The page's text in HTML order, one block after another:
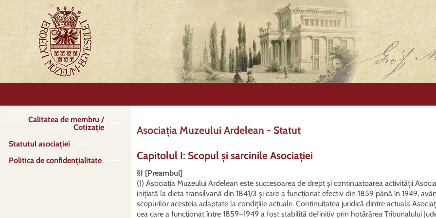
la
conţinutul
principal
Asociația Muzeului Ardelean - Statut
Capitolul I: Scopul și sarcinile Asociației
§1 [Preambul]
(1) Asociația Muzeului Ardelean este succesoarea de drept și continuatoarea activității
inițiată la dieta transilvană din 1841/3 și care a funcționat efectiv din 1859 până în 1949,
scopurilor acesteia adaptate la condițiile actuale. Continuitatea juridică dintre actuala
cea care a funcționat între 1859–1949 a fost stabilită definitiv prin hotărârea Tribunalului
MeniuCalitatea de membru /
Cotizație
Statutul asociației
Politica de confidențialitate